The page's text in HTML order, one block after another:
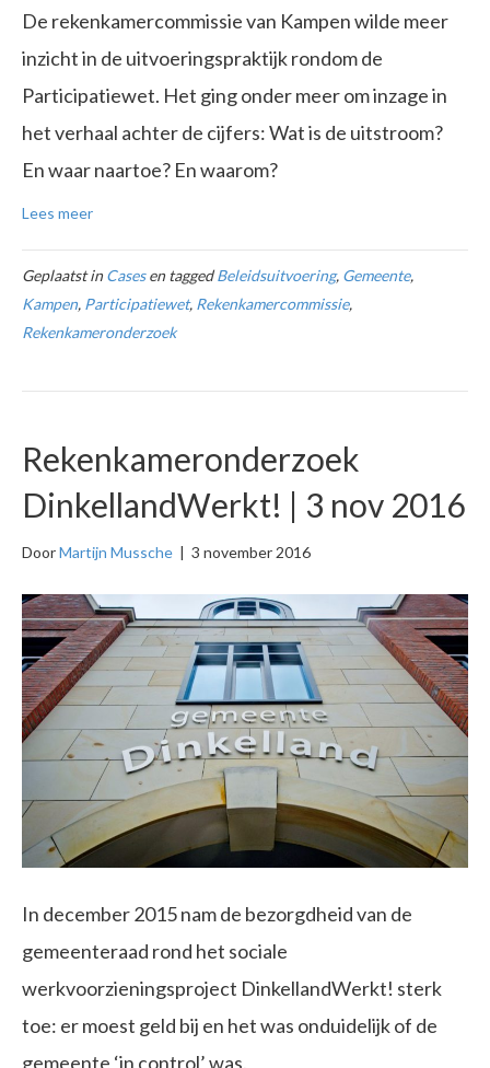
De rekenkamercommissie van Kampen wilde meer
inzicht in de uitvoeringspraktijk rondom de
Participatiewet. Het ging onder meer om inzage in
het verhaal achter de cijfers: Wat is de uitstroom?
En waar naartoe? En waarom?
Lees meer
Geplaatst inCasesen taggedBeleidsuitvoering, Gemeente,
Kampen, Participatiewet, Rekenkamercommissie,
Rekenkameronderzoek
Rekenkameronderzoek
DinkellandWerkt! | 3 nov 2016
DoorMartijn Mussche | 3 november 2016
In december 2015 nam de bezorgdheid van de
gemeenteraad rond het sociale
werkvoorzieningsproject DinkellandWerkt! sterk
toe: er moest geld bij en het was onduidelijk of de
gemeente ‘in control’ was.